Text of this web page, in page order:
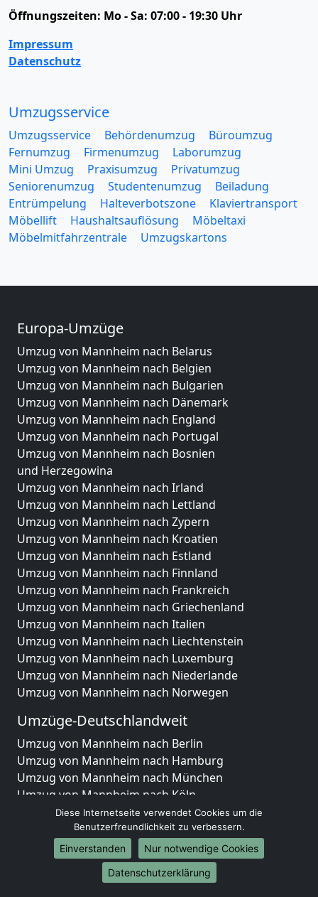
Öffnungszeiten: Mo - Sa: 07:00 - 19:30 Uhr
Impressum
Datenschutz
Umzugsservice
Umzugsservice Behördenumzug
Büroumzug
Fernumzug
Firmenumzug
Laborumzug
Mini Umzug
Praxisumzug
Privatumzug
Seniorenumzug
Studentenumzug
Beiladung
Entrümpelung
Halteverbotszone
Klaviertransport
Möbellift
Haushaltsauflösung
Möbeltaxi
Möbelmitfahrzentrale
Umzugskartons
Europa-Umzüge
Umzug von Mannheim nach Belarus
Umzug von Mannheim nach Belgien
Umzug von Mannheim nach Bulgarien
Umzug von Mannheim nach Dänemark
Umzug von Mannheim nach England
Umzug von Mannheim nach Portugal
Umzug von Mannheim nach Bosnien
und Herzegowina
Umzug von Mannheim nach Irland
Umzug von Mannheim nach Lettland
Umzug von Mannheim nach Zypern
Umzug von Mannheim nach Kroatien
Umzug von Mannheim nach Estland
Umzug von Mannheim nach Finnland
Umzug von Mannheim nach Frankreich
Umzug von Mannheim nach Griechenland
Umzug von Mannheim nach Italien
Umzug von Mannheim nach Liechtenstein
Umzug von Mannheim nach Luxemburg
Umzug von Mannheim nach Niederlande
Umzug von Mannheim nach Norwegen
Umzüge-Deutschlandweit
Umzug von Mannheim nach Berlin
Umzug von Mannheim nach Hamburg
Umzug von Mannheim nach München
Umzug von Mannheim nach Köln
Umzug von Mannheim nach Frankfurt am Main
Umzug von Mannheim nach Stuttgart
Umzug von Mannheim nach Düsseldorf
Umzug von Mannheim nach Leipzig
Umzug von Mannheim nach Dortmund
Diese Internetseite verwendet Cookies um die
Benutzerfreundlichkeit zu verbessern.
Einverstanden
Nur notwendige Cookies
Datenschutzerklärung